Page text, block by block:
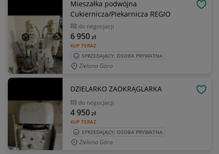
Mieszałka podwójna
Cukiernicza/Piekarnicza REGIO
do negocjacji
KUP TERAZ
6 950zł
SPRZEDAJĄCY: OSOBA PRYWATNA
Zielona Góra
DZIELARKO ZAOKRĄGLARKA
do negocjacji
KUP TERAZ
4 950zł
SPRZEDAJĄCY: OSOBA PRYWATNA
Zielona Góra